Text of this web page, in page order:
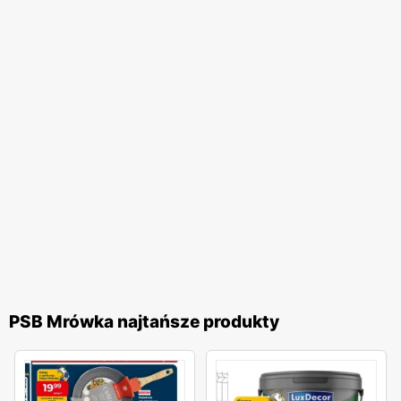
Doskonałym przykładem na to, że niski koszt idzie w parze
za m2Mrówka.
PSB Mrówka najtańsze produkty